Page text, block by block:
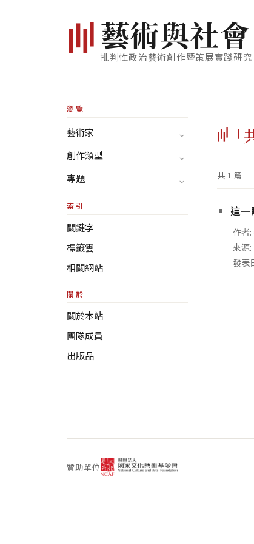
藝術與社會
批判性政治藝術創作暨策展實踐研究
瀏覽
藝術家
創作類型
專題
索引
關鍵字
標籤雲
相關網站
關於
關於本站
團隊成員
出版品
「
共 1 篇
這一
作者
來源
發表
贊助單位